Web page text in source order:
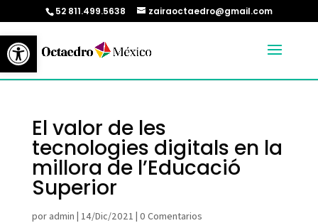
Abrir barra de herramientas
52 811.499.5638 zairaoctaedro@gmail.com
El valor de les
tecnologies digitals en la
millora de l’Educació
Superior
por admin | 14/Dic/2021 | 0 Comentarios